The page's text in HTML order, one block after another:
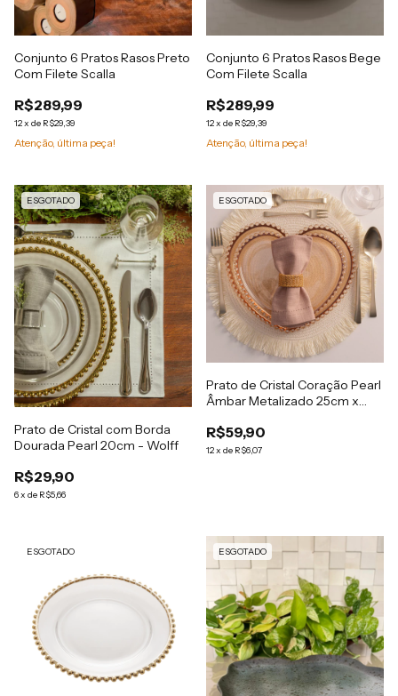
Conjunto 6 Pratos Rasos Preto
Com Filete Scalla
R$289,99
12x de R$29,39
Atenção, última peça!
Conjunto 6 Pratos Rasos Bege
Com Filete Scalla
R$289,99
12x de R$29,39
Atenção, última peça!
ESGOTADO
Prato de Cristal com Borda
Dourada Pearl 20cm - Wolff
R$29,90
6x de R$5,66
ESGOTADO
Prato de Cristal Coração Pearl
Âmbar Metalizado 25cm x
R$59,90
12x de R$6,07
ESGOTADO ESGOTADO